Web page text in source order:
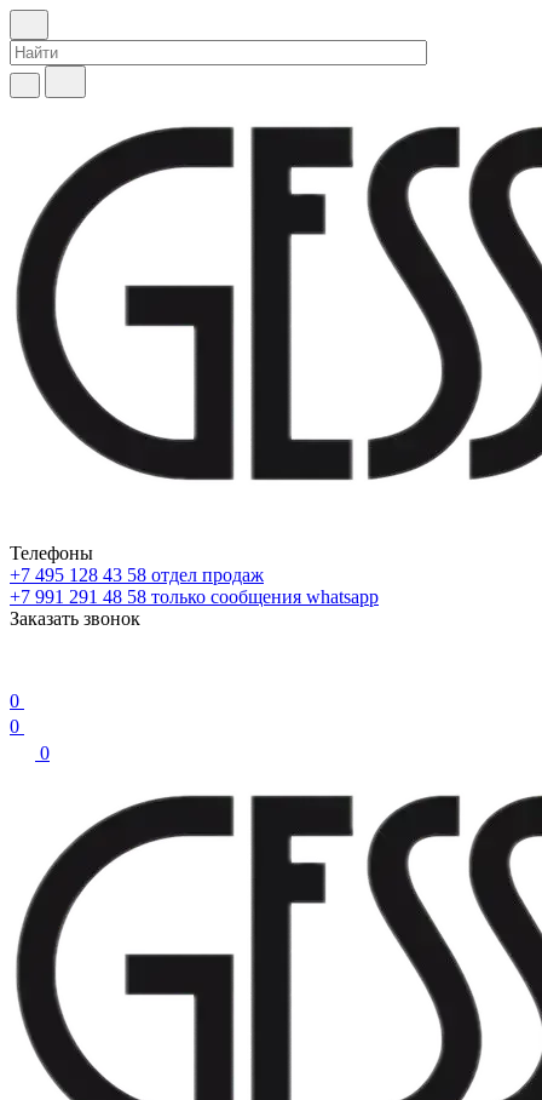
Телефоны
+7 495 128 43 58 отдел продаж
+7 991 291 48 58 только сообщения whatsapp
Заказать звонок
0
0
0